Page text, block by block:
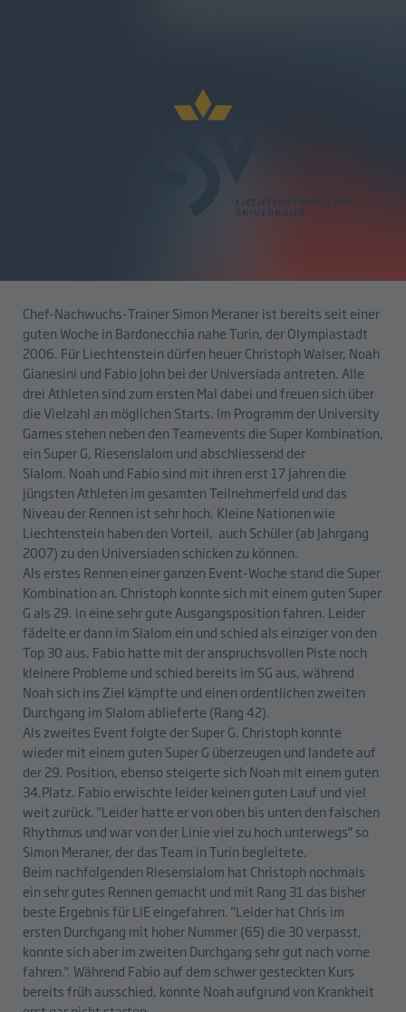
bei der Universiade in Turin
Chef-Nachwuchs-Trainer Simon Meraner ist bereits seit einer
guten Woche in Bardonecchia nahe Turin, der Olympiastadt
2006. Für Liechtenstein dürfen heuer Christoph Walser, Noah
Gianesini und Fabio John bei der Universiada antreten. Alle
drei Athleten sind zum ersten Mal dabei und freuen sich über
die Vielzahl an möglichen Starts. Im Programm der University
Games stehen neben den Teamevents die Super Kombination,
ein Super G, Riesenslalom und abschliessend der
Slalom. Noah und Fabio sind mit ihren erst 17 Jahren die
jüngsten Athleten im gesamten Teilnehmerfeld und das
Niveau der Rennen ist sehr hoch. Kleine Nationen wie
Liechtenstein haben den Vorteil, auch Schüler (ab Jahrgang
2007) zu den Universiaden schicken zu können.
Als erstes Rennen einer ganzen Event-Woche stand die Super
Kombination an. Christoph konnte sich mit einem guten Super
G als 29. in eine sehr gute Ausgangsposition fahren. Leider
fädelte er dann im Slalom ein und schied als einziger von den
Top 30 aus. Fabio hatte mit der anspruchsvollen Piste noch
kleinere Probleme und schied bereits im SG aus, während
Noah sich ins Ziel kämpfte und einen ordentlichen zweiten
Durchgang im Slalom ablieferte (Rang 42).
Als zweites Event folgte der Super G. Christoph konnte
wieder mit einem guten Super G überzeugen und landete auf
der 29. Position, ebenso steigerte sich Noah mit einem guten
34.Platz. Fabio erwischte leider keinen guten Lauf und viel
weit zurück. "Leider hatte er von oben bis unten den falschen
Rhythmus und war von der Linie viel zu hoch unterwegs" so
Simon Meraner, der das Team in Turin begleitete.
Beim nachfolgenden Riesenslalom hat Christoph nochmals
ein sehr gutes Rennen gemacht und mit Rang 31 das bisher
beste Ergebnis für LIE eingefahren. "Leider hat Chris im
ersten Durchgang mit hoher Nummer (65) die 30 verpasst,
konnte sich aber im zweiten Durchgang sehr gut nach vorne
fahren.". Während Fabio auf dem schwer gesteckten Kurs
bereits früh ausschied, konnte Noah aufgrund von Krankheit